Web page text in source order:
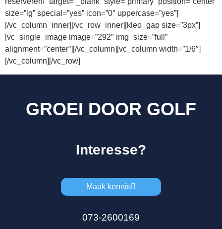
size=”lg” special=”yes” icon=”0″ uppercase=”yes”]
[/vc_column_inner][/vc_row_inner][kleo_gap size=”3px”]
[vc_single_image image=”292″ img_size=”full”
alignment=”center”][/vc_column][vc_column width=”1/6″]
[/vc_column][/vc_row]
GROEI DOOR GOLF
Interesse?
Maak kennis
073-2600169